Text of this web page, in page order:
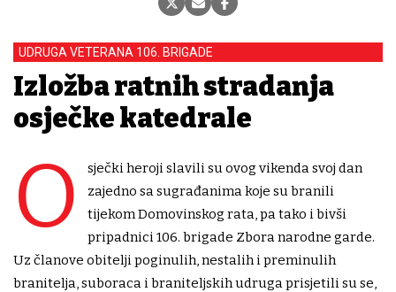
UDRUGA VETERANA 106. BRIGADE
Izložba ratnih stradanja
osječke katedrale
O
sječki heroji slavili su ovog vikenda svoj dan
zajedno sa sugrađanima koje su branili
tijekom Domovinskog rata, pa tako i bivši
pripadnici 106. brigade Zbora narodne garde.
Uz članove obitelji poginulih, nestalih i preminulih
branitelja, suboraca i braniteljskih udruga prisjetili su se,